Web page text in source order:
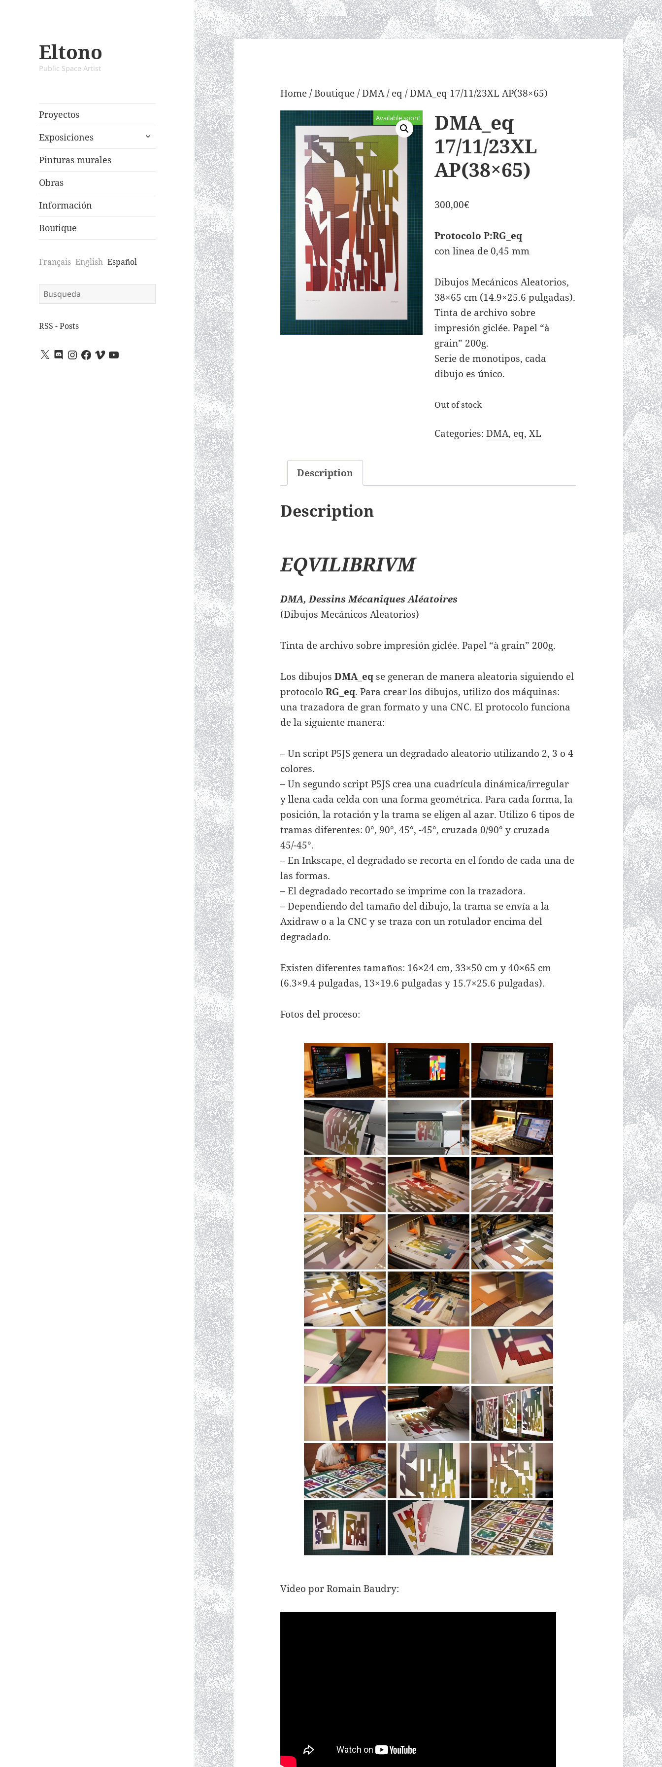
Eltono
Public Space Artist
Proyectos
Exposiciones
expand
Pinturas murales
Obras
Información
Boutique
Français English Español
Search
for:
RSS - Posts
X DiscordInstagram
Facebook
VimeoYouTube
Home/Boutique/DMA/eq/ DMA_eq 17/11/23XL AP(38×65)
Available soon!
DMA_eq
17/11/23XL
AP(38×65)
300,00€
Protocolo P:RG_eq
con linea de 0,45 mm
Dibujos Mecánicos Aleatorios,
38×65 cm (14.9×25.6 pulgadas).
Tinta de archivo sobre
impresión giclée. Papel “à
grain” 200g.
Serie de monotipos, cada
dibujo es único.
Out of stock
Categories: DMA, eq, XL
Description
Description
EQVILIBRIVM
DMA, Dessins Mécaniques Aléatoires
(Dibujos Mecánicos Aleatorios)
Tinta de archivo sobre impresión giclée. Papel “à grain” 200g.
Los dibujosDMA_eq se generan de manera aleatoria siguiendo el
protocoloRG_eq. Para crear los dibujos, utilizo dos máquinas:
una trazadora de gran formato y una CNC. El protocolo funciona
de la siguiente manera:
– Un script P5JS genera un degradado aleatorio utilizando 2, 3 o 4
colores.
– Un segundo script P5JS crea una cuadrícula dinámica/irregular
y llena cada celda con una forma geométrica. Para cada forma, la
posición, la rotación y la trama se eligen al azar. Utilizo 6 tipos de
tramas diferentes: 0°, 90°, 45°, -45°, cruzada 0/90° y cruzada
45/-45°.
– En Inkscape, el degradado se recorta en el fondo de cada una de
las formas.
– El degradado recortado se imprime con la trazadora.
– Dependiendo del tamaño del dibujo, la trama se envía a la
Axidraw o a la CNC y se traza con un rotulador encima del
degradado.
Existen diferentes tamaños: 16×24 cm, 33×50 cm y 40×65 cm
(6.3×9.4 pulgadas, 13×19.6 pulgadas y 15.7×25.6 pulgadas).
Fotos del proceso:
Video por Romain Baudry: